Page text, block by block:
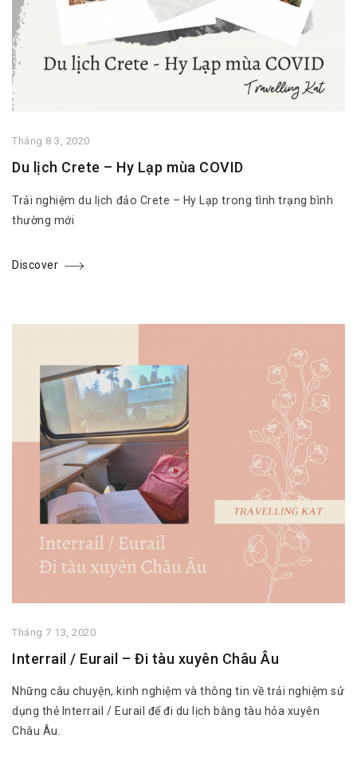
Tháng 8 3, 2020
Du lịch Crete – Hy Lạp mùa COVID
Trải nghiệm du lịch đảo Crete – Hy Lạp trong tình trạng bình
thường mới
Discover
Tháng 7 13, 2020
Interrail / Eurail – Đi tàu xuyên Châu Âu
Những câu chuyện, kinh nghiệm và thông tin về trải nghiệm sử
dụng thẻ Interrail / Eurail để đi du lịch bằng tàu hỏa xuyên
Châu Âu.